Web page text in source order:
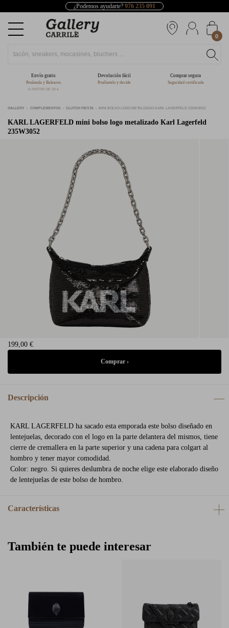
¿Podemos ayudarte? 976 235 091
0
Envío gratis
Península y Baleares
A PARTIR DE 39 €
Devolución fácil
Pruébatelo y decide
Comprar segura
Seguridad certificada
GALLERY COMPLEMENTOS CLUTCH FIESTA MINI BOLSO LOGO METALIZADO KARL LAGERFELD 235W3052
KARL LAGERFELD mini bolso logo metalizado Karl Lagerfeld
235W3052
199,00 €
Descripción
KARL LAGERFELD ha sacado esta emporada este bolso diseñado en
lentejuelas, decorado con el logo en la parte delantera del mismos, tiene
cierre de cremallera en la parte superior y una cadena para colgart al
hombro y tener mayor comodidad.
Color: negro. Si quieres deslumbra de noche elige este elaborado diseño
de lentejuelas de este bolso de hombro.
Características
También te puede interesar